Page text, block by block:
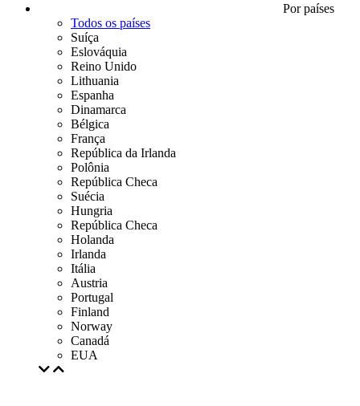
Por países
Todos os países
Suíça
Eslováquia
Reino Unido
Lithuania
Espanha
Dinamarca
Bélgica
França
República da Irlanda
Polônia
República Checa
Suécia
Hungria
República Checa
Holanda
Irlanda
Itália
Austria
Portugal
Finland
Norway
Canadá
EUA